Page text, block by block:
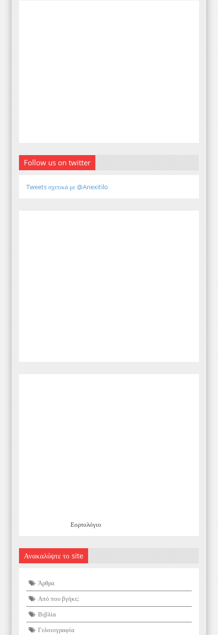
Follow us on twitter
Tweets σχετικά με @Anexitilo
Εορτολόγιο
Ανακαλύψτε το site
Άρθρα
Από που βγήκε;
Βιβλία
Γελοιογραφία